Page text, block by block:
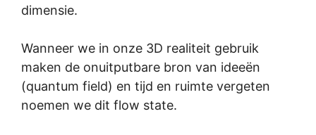
dimensie.
Wanneer we in onze 3D realiteit gebruik
maken de onuitputbare bron van ideeën
(quantum field) en tijd en ruimte vergeten
noemen we dit flow state.